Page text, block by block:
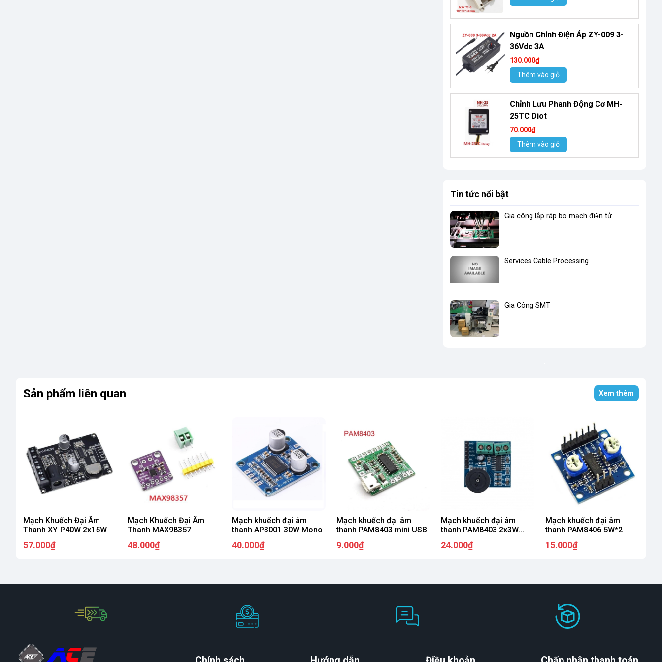
Nguồn Chỉnh Điện Áp ZY-009 3-
36Vdc 3A
130.000₫
Thêm vào giỏ
Chỉnh Lưu Phanh Động Cơ MH-
25TC Diot
70.000₫
Thêm vào giỏ
Tin tức nổi bật
Gia công lắp ráp bo mạch điện tử
Services Cable Processing
Gia Công SMT
Sản phẩm liên quan Xem thêm
Mạch Khuếch Đại Âm
Thanh XY-P40W 2x15W
57.000₫
Mạch Khuếch Đại Âm
Thanh MAX98357
48.000₫
Mạch khuếch đại âm
thanh AP3001 30W Mono
40.000₫
Mạch khuếch đại âm
thanh PAM8403 mini USB
9.000₫
Mạch khuếch đại âm
thanh PAM8403 2x3W
24.000₫
Mạch khuếch đại âm
thanh PAM8406 5W*2
15.000₫